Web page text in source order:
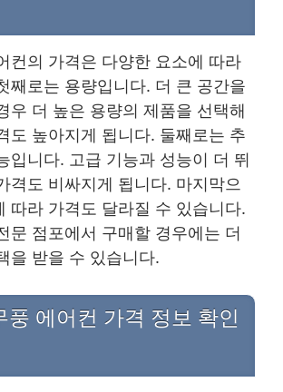
컨의 가격은 다양한 요소에 따라
째로는 용량입니다. 더 큰 공간을
우 더 높은 용량의 제품을 선택해
도 높아지게 됩니다. 둘째로는 추
입니다. 고급 기능과 성능이 더 뛰
격도 비싸지게 됩니다. 마지막으
따라 가격도 달라질 수 있습니다.
문 점포에서 구매할 경우에는 더
을 받을 수 있습니다.
풍 에어컨 가격 정보 확인